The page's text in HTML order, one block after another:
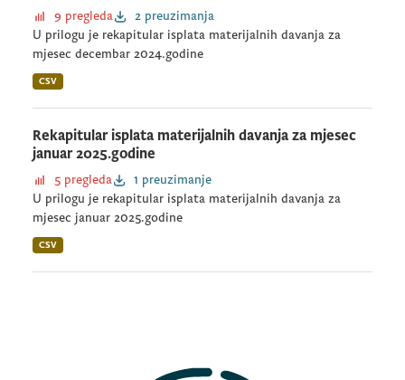
9 pregleda
2 preuzimanja
U prilogu je rekapitular isplata materijalnih davanja za
mjesec decembar 2024.godine
CSV
Rekapitular isplata materijalnih davanja za mjesec
januar 2025.godine
5 pregleda
1 preuzimanje
U prilogu je rekapitular isplata materijalnih davanja za
mjesec januar 2025.godine
CSV